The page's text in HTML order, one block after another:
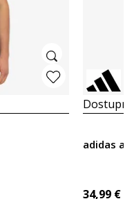
adidas
34,99 €